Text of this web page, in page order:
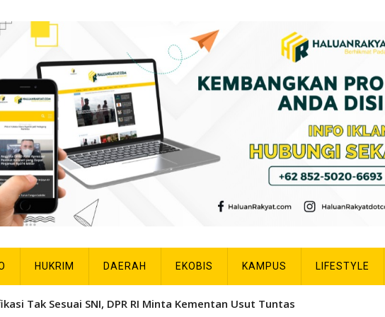
HUKRIM DAERAH EKOBIS KAMPUS LIFESTYLE
Tak Sesuai SNI, DPR RI Minta Kementan Usut Tuntas